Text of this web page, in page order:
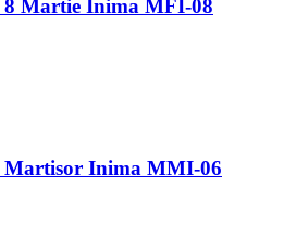
8 Martie Inima MFI-08
Martisor Inima MMI-06